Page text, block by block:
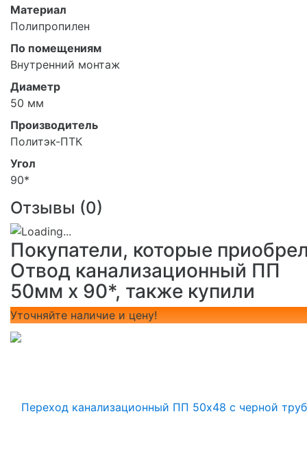
Материал
Полипропилен
По помещениям
Внутренний монтаж
Диаметр
50 мм
Производитель
Политэк-ПТК
Угол
90*
Отзывы (0)
Покупатели, которые
Отвод канализационный ПП
50мм х 90*, также купили
Уточняйте наличие и цену!